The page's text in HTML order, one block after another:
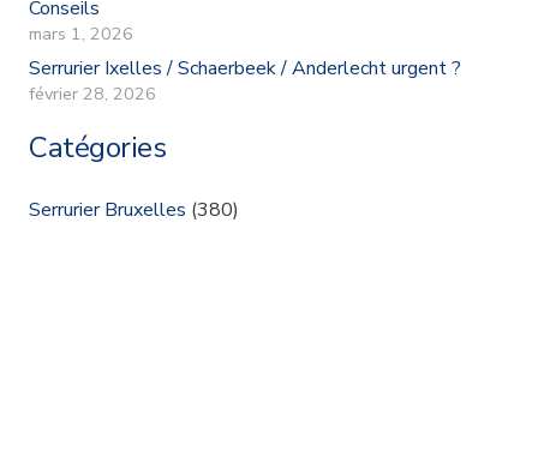
Conseils
mars 1, 2026
Serrurier Ixelles / Schaerbeek / Anderlecht urgent ?
février 28, 2026
Catégories
Serrurier Bruxelles (380)